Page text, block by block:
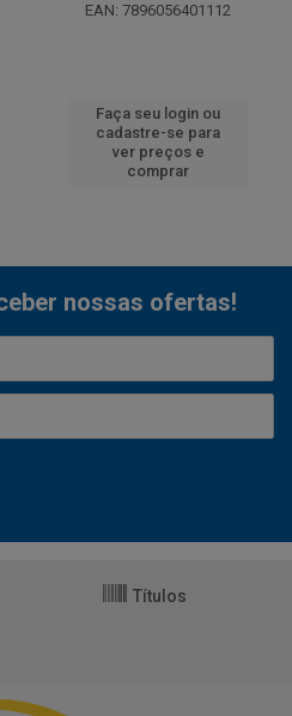
EAN: 7896056401112
Faça seu login ou
cadastre-se para
ver preços e
comprar
nossas ofertas!
Títulos